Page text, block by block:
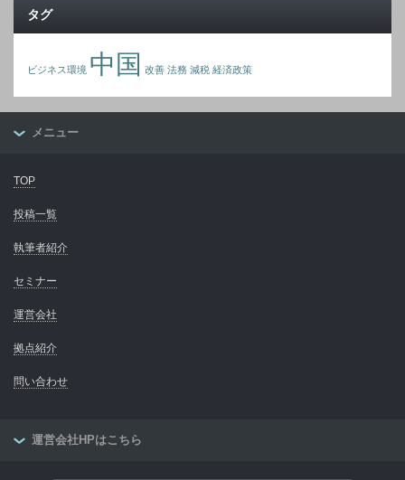
タグ
ビジネス環境 中国 改善 法務 減税 経済政策
メニュー
TOP
投稿一覧
執筆者紹介
セミナー
運営会社
拠点紹介
問い合わせ
運営会社HPはこちら